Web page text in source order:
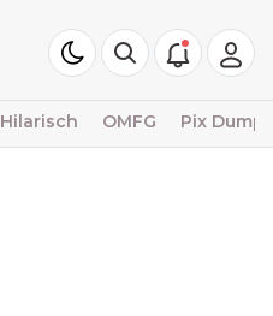
Hilarisch OMFG Pix Dump